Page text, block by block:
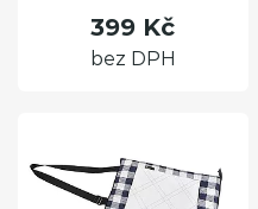
399 Kč
bez DPH